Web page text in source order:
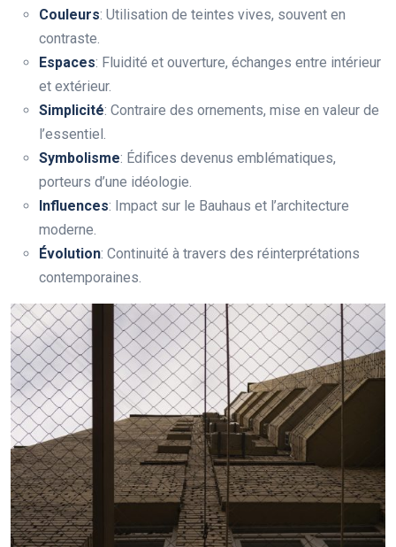
Couleurs: Utilisation de teintes vives, souvent en
contraste.
Espaces: Fluidité et ouverture, échanges entre intérieur
et extérieur.
Simplicité: Contraire des ornements, mise en valeur de
l’essentiel.
Symbolisme: Édifices devenus emblématiques,
porteurs d’une idéologie.
Influences: Impact sur le Bauhaus et l’architecture
moderne.
Évolution: Continuité à travers des réinterprétations
contemporaines.